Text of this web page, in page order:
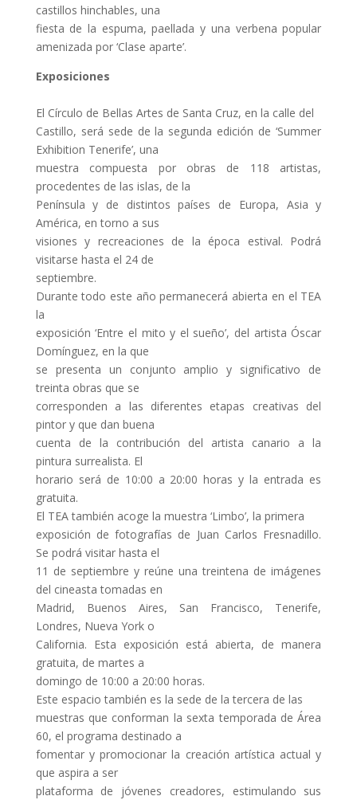
castillos hinchables, una
fiesta de la espuma, paellada y una verbena popular
amenizada por ‘Clase aparte’.
Exposiciones
El Círculo de Bellas Artes de Santa Cruz, en la calle del
Castillo, será sede de la segunda edición de ‘Summer
Exhibition Tenerife’, una
muestra compuesta por obras de 118 artistas,
procedentes de las islas, de la
Península y de distintos países de Europa, Asia y
América, en torno a sus
visiones y recreaciones de la época estival. Podrá
visitarse hasta el 24 de
septiembre.
Durante todo este año permanecerá abierta en el TEA
la
exposición ‘Entre el mito y el sueño’, del artista Óscar
Domínguez, en la que
se presenta un conjunto amplio y significativo de
treinta obras que se
corresponden a las diferentes etapas creativas del
pintor y que dan buena
cuenta de la contribución del artista canario a la
pintura surrealista. El
horario será de 10:00 a 20:00 horas y la entrada es
gratuita.
El TEA también acoge la muestra ‘Limbo’, la primera
exposición de fotografías de Juan Carlos Fresnadillo.
Se podrá visitar hasta el
11 de septiembre y reúne una treintena de imágenes
del cineasta tomadas en
Madrid, Buenos Aires, San Francisco, Tenerife,
Londres, Nueva York o
California. Esta exposición está abierta, de manera
gratuita, de martes a
domingo de 10:00 a 20:00 horas.
Este espacio también es la sede de la tercera de las
muestras que conforman la sexta temporada de Área
60, el programa destinado a
fomentar y promocionar la creación artística actual y
que aspira a ser
plataforma de jóvenes creadores, estimulando sus